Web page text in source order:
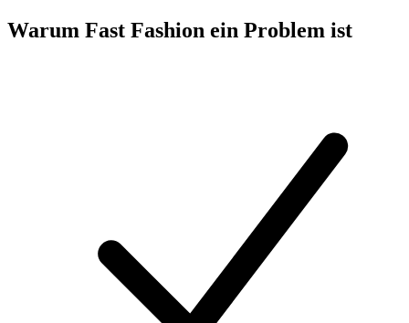
Warum Fast Fashion ein Problem ist